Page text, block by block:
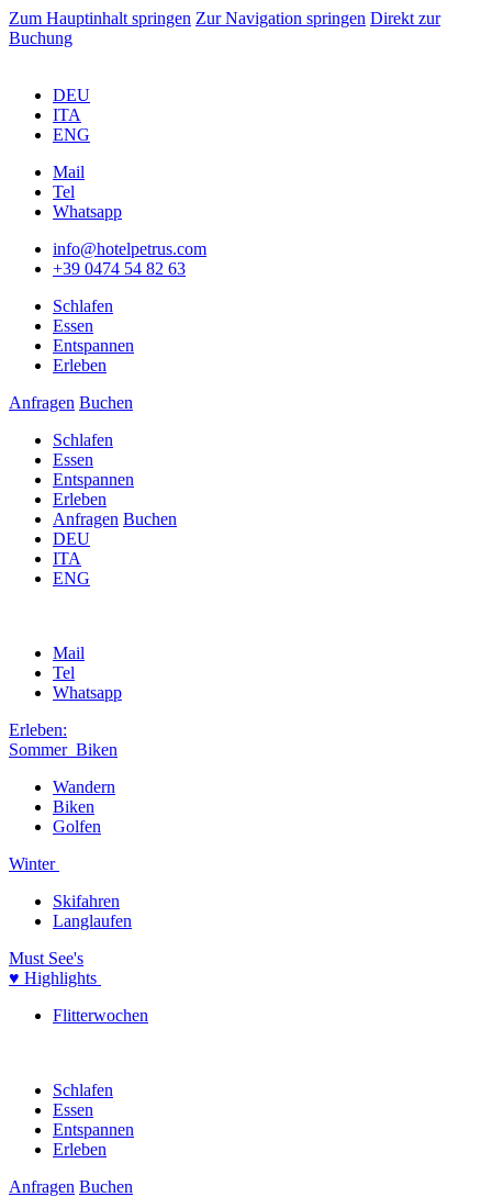
Zum Hauptinhalt springen Zur Navigation springen Direkt zur
Buchung
DEU
ITA
ENG
Mail
Tel
Whatsapp
info@hotelpetrus.com
+39 0474 54 82 63
Schlafen
Essen
Entspannen
Erleben
Anfragen Buchen
Schlafen
Essen
Entspannen
Erleben
Anfragen Buchen
DEU
ITA
ENG
Mail
Tel
Whatsapp
Erleben:
Sommer Biken
Wandern
Biken
Golfen
Winter
Skifahren
Langlaufen
Must See's
♥ Highlights
Flitterwochen
Schlafen
Essen
Entspannen
Erleben
Anfragen Buchen